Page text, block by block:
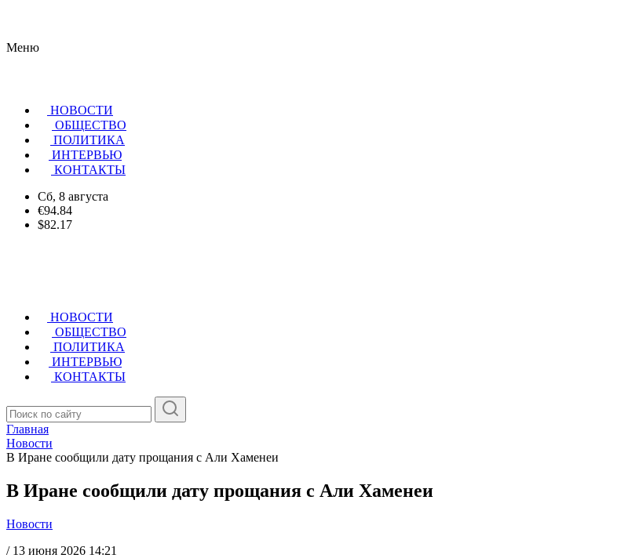
Меню
НОВОСТИ
ОБЩЕСТВО
ПОЛИТИКА
ИНТЕРВЬЮ
КОНТАКТЫ
Сб, 8 августа
€94.84
$82.17
НОВОСТИ
ОБЩЕСТВО
ПОЛИТИКА
ИНТЕРВЬЮ
КОНТАКТЫ
Главная
Новости
В Иране сообщили дату прощания с Али Хаменеи
В Иране сообщили дату прощания с Али Хаменеи
Новости
/ 13 июня 2026 14:21